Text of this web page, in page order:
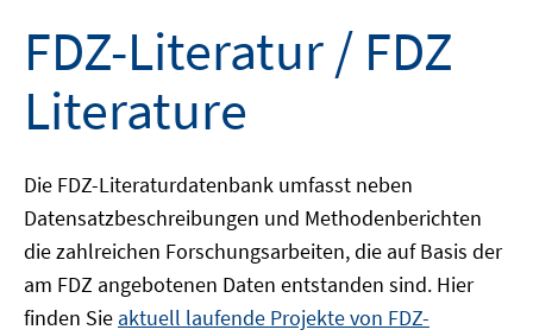
FDZ-Literatur / FDZ
Literature
Die FDZ-Literaturdatenbank umfasst neben
Datensatzbeschreibungen und Methodenberichten
die zahlreichen Forschungsarbeiten, die auf Basis der
am FDZ angebotenen Daten entstanden sind. Hier
finden Sie aktuell laufende Projekte von FDZ-